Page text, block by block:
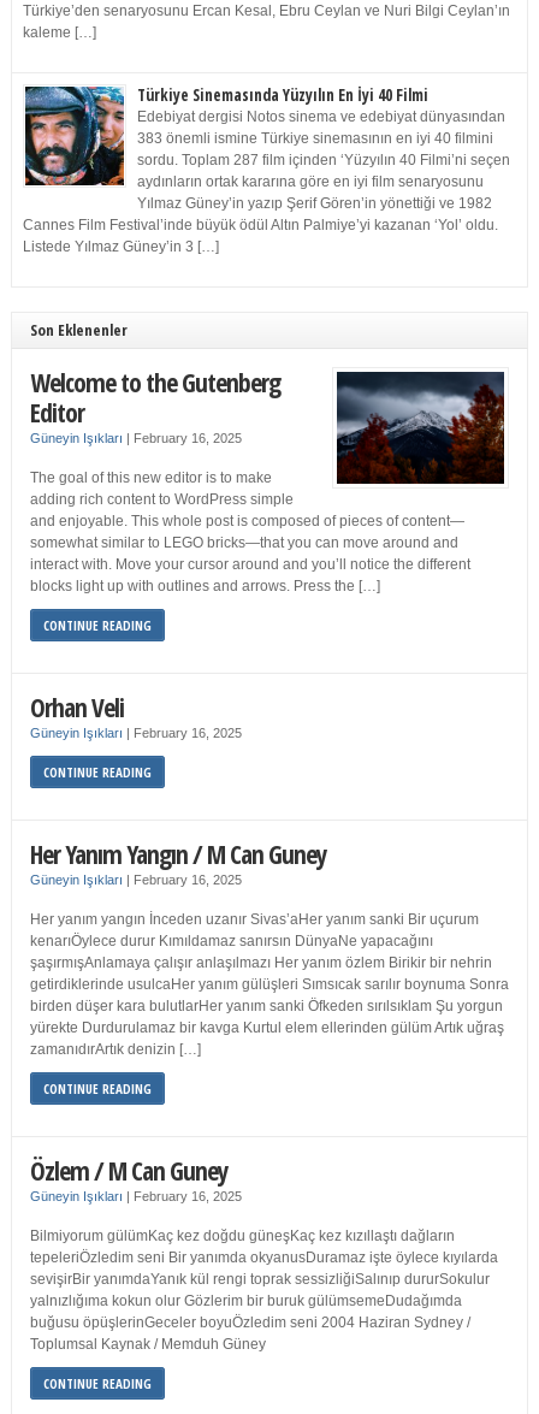
Türkiye’den senaryosunu Ercan Kesal, Ebru Ceylan ve Nuri Bilgi Ceylan’ın
kaleme […]
Türkiye Sinemasında Yüzyılın En İyi 40 Filmi
Edebiyat dergisi Notos sinema ve edebiyat dünyasından
383 önemli ismine Türkiye sinemasının en iyi 40 filmini
sordu. Toplam 287 film içinden ‘Yüzyılın 40 Filmi’ni seçen
aydınların ortak kararına göre en iyi film senaryosunu
Yılmaz Güney’in yazıp Şerif Gören’in yönettiği ve 1982
Cannes Film Festival’inde büyük ödül Altın Palmiye’yi kazanan ‘Yol’ oldu.
Listede Yılmaz Güney’in 3 […]
Son Eklenenler
Welcome to the Gutenberg
Editor
Güneyin Işıkları | February 16, 2025
The goal of this new editor is to make
adding rich content to WordPress simple
and enjoyable. This whole post is composed of pieces of content—
somewhat similar to LEGO bricks—that you can move around and
interact with. Move your cursor around and you’ll notice the different
blocks light up with outlines and arrows. Press the […]
CONTINUE READING
Orhan Veli
Güneyin Işıkları | February 16, 2025
CONTINUE READING
Her Yanım Yangın / M Can Guney
Güneyin Işıkları | February 16, 2025
Her yanım yangın İnceden uzanır Sivas’aHer yanım sanki Bir uçurum
kenarıÖylece durur Kımıldamaz sanırsın DünyaNe yapacağını
şaşırmışAnlamaya çalışır anlaşılmazı Her yanım özlem Birikir bir nehrin
getirdiklerinde usulcaHer yanım gülüşleri Sımsıcak sarılır boynuma Sonra
birden düşer kara bulutlarHer yanım sanki Öfkeden sırılsıklam Şu yorgun
yürekte Durdurulamaz bir kavga Kurtul elem ellerinden gülüm Artık uğraş
zamanıdırArtık denizin […]
CONTINUE READING
Özlem / M Can Guney
Güneyin Işıkları | February 16, 2025
Bilmiyorum gülümKaç kez doğdu güneşKaç kez kızıllaştı dağların
tepeleriÖzledim seni Bir yanımda okyanusDuramaz işte öylece kıyılarda
sevişirBir yanımdaYanık kül rengi toprak sessizliğiSalınıp dururSokulur
yalnızlığıma kokun olur Gözlerim bir buruk gülümsemeDudağımda
buğusu öpüşlerinGeceler boyuÖzledim seni 2004 Haziran Sydney /
Toplumsal Kaynak / Memduh Güney
CONTINUE READING